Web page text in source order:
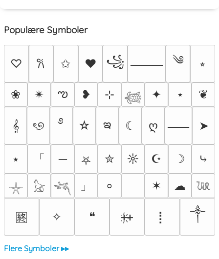
Populære Symboler
♡ 𐙚 ✩ ♥ ꧁ ⸻ ༄ ⭒
❀ ✴︎ ఌ ❥ ⊹ 𓆉 ✦ ⋆ ❦
𝄞 ৎ୭ ࿔ ☆ ఇ ☾ ღ ⸺ ➤
⭑ 「 ─ ⛧ ✮ ☼ ☪ ☽ ⤷
𓇼 𓃠 𓆈 」 ⸰ ✶ ☁ 𓆙
🈡 ✧ ❝ ᚐ҉ᚐ ⡇ ༒
Flere Symboler ▸▸